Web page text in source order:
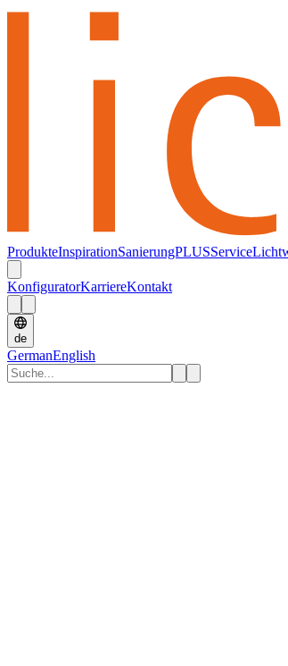
ProdukteInspirationSanierungPLUSService
KonfiguratorKarriereKontakt
de
GermanEnglish